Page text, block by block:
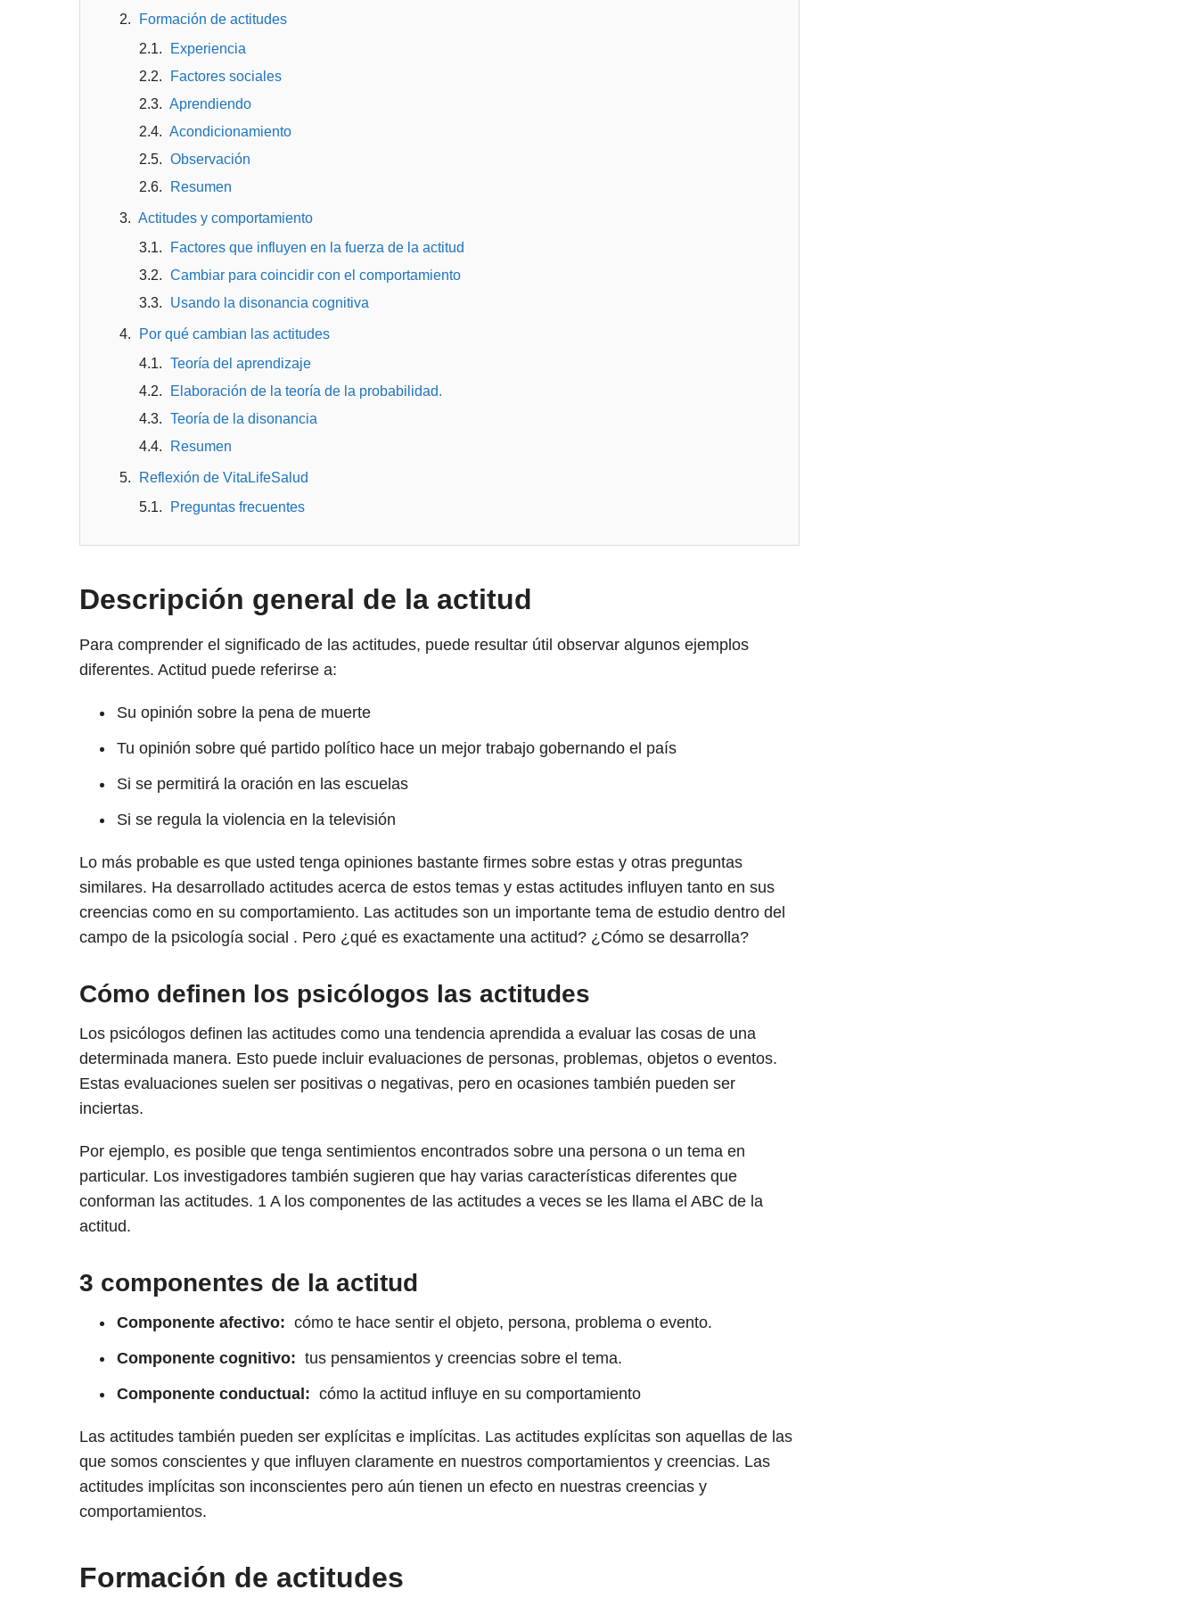
Formación de actitudes
Experiencia
Factores sociales
Aprendiendo
Acondicionamiento
Observación
Resumen
Actitudes y comportamiento
Factores que influyen en la fuerza de la actitud
Cambiar para coincidir con el comportamiento
Usando la disonancia cognitiva
Por qué cambian las actitudes
Teoría del aprendizaje
Elaboración de la teoría de la probabilidad.
Teoría de la disonancia
Resumen
Reflexión de VitaLifeSalud
Preguntas frecuentes
Descripción general de la actitud
Para comprender el significado de las actitudes, puede resultar útil observar algunos ejemplos
diferentes. Actitud puede referirse a:
Su opinión sobre la pena de muerte
Tu opinión sobre qué partido político hace un mejor trabajo gobernando el país
Si se permitirá la oración en las escuelas
Si se regula la violencia en la televisión
Lo más probable es que usted tenga opiniones bastante firmes sobre estas y otras preguntas
similares. Ha desarrollado actitudes acerca de estos temas y estas actitudes influyen tanto en sus
creencias como en su comportamiento. Las actitudes son un importante tema de estudio dentro del
campo de la psicología social . Pero ¿qué es exactamente una actitud? ¿Cómo se desarrolla?
Cómo definen los psicólogos las actitudes
Los psicólogos definen las actitudes como una tendencia aprendida a evaluar las cosas de una
determinada manera. Esto puede incluir evaluaciones de personas, problemas, objetos o eventos.
Estas evaluaciones suelen ser positivas o negativas, pero en ocasiones también pueden ser
inciertas.
Por ejemplo, es posible que tenga sentimientos encontrados sobre una persona o un tema en
particular. Los investigadores también sugieren que hay varias características diferentes que
conforman las actitudes. 1 A los componentes de las actitudes a veces se les llama el ABC de la
actitud.
3 componentes de la actitud
Componente afectivo: cómo te hace sentir el objeto, persona, problema o evento.
Componente cognitivo: tus pensamientos y creencias sobre el tema.
Componente conductual: cómo la actitud influye en su comportamiento
Las actitudes también pueden ser explícitas e implícitas. Las actitudes explícitas son aquellas de las
que somos conscientes y que influyen claramente en nuestros comportamientos y creencias. Las
actitudes implícitas son inconscientes pero aún tienen un efecto en nuestras creencias y
comportamientos.
Formación de actitudes